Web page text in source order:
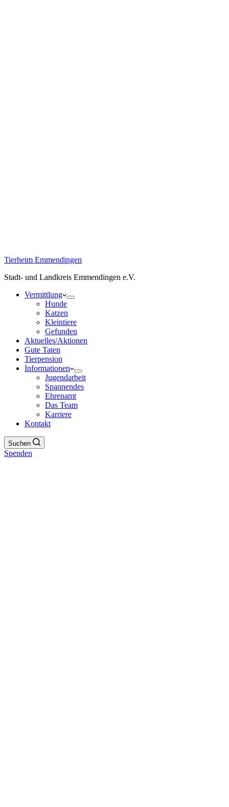
Tierheim Emmendingen
Stadt- und Landkreis Emmendingen e.V.
Vermittlung
Hunde
Katzen
Kleintiere
Gefunden
Aktuelles/Aktionen
Gute Taten
Tierpension
Informationen
Jugendarbeit
Spannendes
Ehrenamt
Das Team
Karriere
Kontakt
Suchen
Spenden